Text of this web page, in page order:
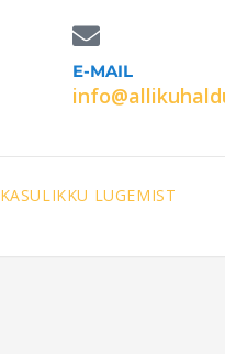
E-MAIL
KASULIKKU LUGEMIST